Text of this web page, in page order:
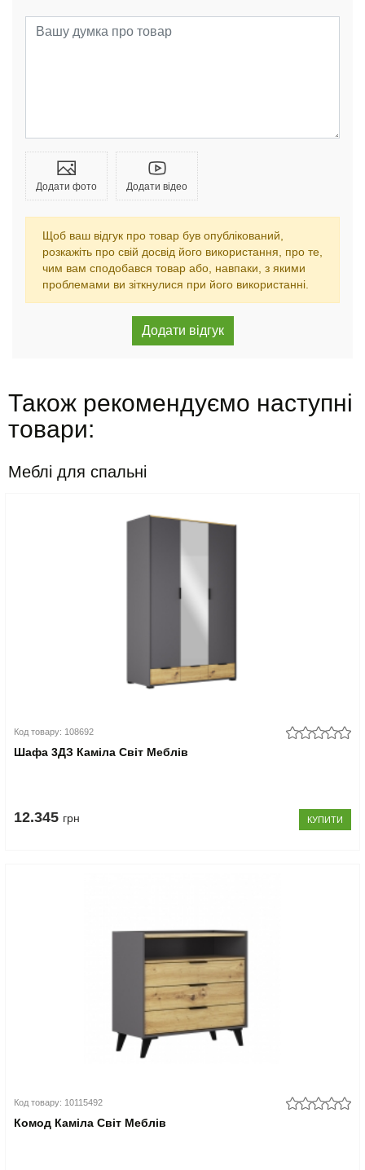
Додати фото Додати відео
Щоб ваш відгук про товар був опублікований,
розкажіть про свій досвід його використання, про те,
чим вам сподобався товар або, навпаки, з якими
проблемами ви зіткнулися при його використанні.
Також рекомендуємо наступні
товари:
Меблі для спальні
Код товару: 108692
Шафа 3ДЗ Каміла Світ Меблів
12.345 грн КУПИТИ
Код товару: 10115492
Комод Каміла Світ Меблів